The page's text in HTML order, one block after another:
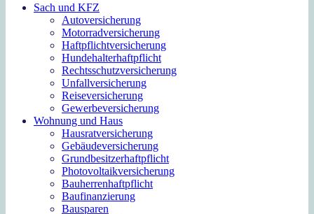
Sach und KFZ
Autoversicherung
Motorradversicherung
Haftpflichtversicherung
Hundehalterhaftpflicht
Rechtsschutzversicherung
Unfallversicherung
Reiseversicherung
Gewerbeversicherung
Wohnung und Haus
Hausratversicherung
Gebäudeversicherung
Grundbesitzerhaftpflicht
Photovoltaikversicherung
Bauherrenhaftpflicht
Baufinanzierung
Bausparen